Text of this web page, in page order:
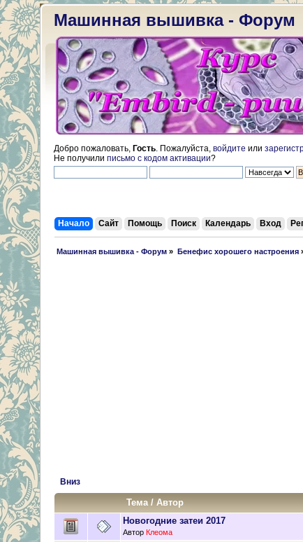
Машинная вышивка - Форум
Добро пожаловать, Гость . Пожалуйста, войдите или
Не получили письмо с кодом активации?
Начало Сайт Помощь Поиск Календарь Вход
Машинная вышивка - Форум » Бенефис хорошего настроения
Вниз
Тема/Автор
Новогодние затеи 2017
Автор Клеома